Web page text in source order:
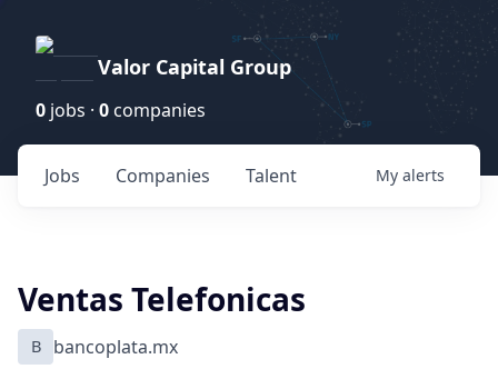
Valor Capital Group
0 jobs · 0 companies
Jobs Companies Talent My alerts
Ventas Telefonicas
B
bancoplata.mx